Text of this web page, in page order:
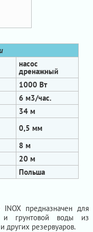
насос
дренажный
1000 Вт
6 м3/час.
34 м
0,5 мм
8 м
20 м
Польша
предназначен для
и грунтовой воды из
других резервуаров.